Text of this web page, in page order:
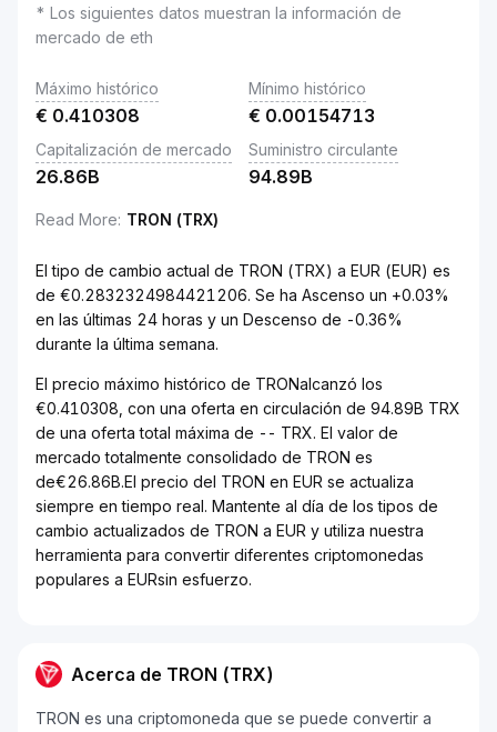
* Los siguientes datos muestran la información de
mercado de eth
Máximo histórico
€ 0.410308
Mínimo histórico
€ 0.00154713
Capitalización de mercado
26.86B
Suministro circulante
94.89B
Read More: TRON (TRX)
El tipo de cambio actual de TRON (TRX) a EUR (EUR) es
de €0.2832324984421206. Se ha Ascenso un +0.03%
en las últimas 24 horas y un Descenso de -0.36%
durante la última semana.
El precio máximo histórico de TRONalcanzó los
€0.410308, con una oferta en circulación de 94.89B TRX
de una oferta total máxima de -- TRX. El valor de
mercado totalmente consolidado de TRON es
de€26.86B.El precio del TRON en EUR se actualiza
siempre en tiempo real. Mantente al día de los tipos de
cambio actualizados de TRON a EUR y utiliza nuestra
herramienta para convertir diferentes criptomonedas
populares a EURsin esfuerzo.
Acerca de TRON (TRX)
TRON es una criptomoneda que se puede convertir a